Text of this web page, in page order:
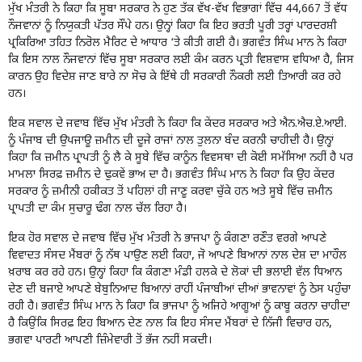
ਮੁੱਖ ਮੰਤਰੀ ਨੇ ਕਿਹਾ ਕਿ ਸੂਬਾ ਸਰਕਾਰ ਨੇ ਹੁਣ ਤੱਕ ਵੱਖ-ਵੱਖ ਵਿਭਾਗਾਂ ਵਿੱਚ 44,667 ਤੋਂ ਵੱਧ
ਨੌਜਵਾਨਾਂ ਨੂੰ ਨਿਯੁਕਤੀ ਪੱਤਰ ਸੌਂਪੇ ਹਨ। ਉਨ੍ਹਾਂ ਕਿਹਾ ਕਿ ਇਹ ਭਰਤੀ ਪੂਰੀ ਤਰ੍ਹਾਂ ਪਾਰਦਰਸ਼ੀ
ਪ੍ਰਕਿਰਿਆ ਤਹਿਤ ਨਿਰੋਲ ਮੈਰਿਟ ਦੇ ਆਧਾਰ ‘ਤੇ ਕੀਤੀ ਗਈ ਹੈ। ਭਗਵੰਤ ਸਿੰਘ ਮਾਨ ਨੇ ਕਿਹਾ
ਕਿ ਇਸ ਨਾਲ ਨੌਜਵਾਨਾਂ ਵਿੱਚ ਸੂਬਾ ਸਰਕਾਰ ਲਈ ਕੰਮ ਕਰਨ ਪ੍ਰਤੀ ਵਿਸ਼ਵਾਸ ਵਧਿਆ ਹੈ, ਜਿਸ
ਕਾਰਨ ਉਹ ਵਿਦੇਸ਼ ਜਾਣ ਬਾਰੇ ਨਾ ਸੋਚ ਕੇ ਇੱਥੇ ਹੀ ਸਰਕਾਰੀ ਨੌਕਰੀ ਲਈ ਤਿਆਰੀ ਕਰ ਰਹੇ
ਹਨ।
ਇਕ ਸਵਾਲ ਦੇ ਜਵਾਬ ਵਿੱਚ ਮੁੱਖ ਮੰਤਰੀ ਨੇ ਕਿਹਾ ਕਿ ਕੇਂਦਰ ਸਰਕਾਰ ਅਤੇ ਐਨ.ਐਚ.ਏ.ਆਈ.
ਨੂੰ ਪੰਜਾਬ ਦੀ ਉਪਜਾਊ ਜ਼ਮੀਨ ਦੀ ਦੂਜੇ ਰਾਜਾਂ ਨਾਲ ਤੁਲਨਾ ਬੰਦ ਕਰਨੀ ਚਾਹੀਦੀ ਹੈ। ਉਨ੍ਹਾਂ
ਕਿਹਾ ਕਿ ਜ਼ਮੀਨ ਪ੍ਰਾਪਤੀ ਨੂੰ ਲੈ ਕੇ ਸੂਬੇ ਵਿੱਚ ਕਾਨੂੰਨ ਵਿਵਸਥਾ ਦੀ ਕੋਈ ਸਮੱਸਿਆ ਨਹੀਂ ਹੈ ਪਰ
ਮਾਮਲਾ ਸਿਰਫ਼ ਜ਼ਮੀਨ ਦੇ ਢੁਕਵੇਂ ਭਾਅ ਦਾ ਹੈ। ਭਗਵੰਤ ਸਿੰਘ ਮਾਨ ਨੇ ਕਿਹਾ ਕਿ ਉਹ ਕੇਂਦਰ
ਸਰਕਾਰ ਨੂੰ ਜ਼ਮੀਨੀ ਹਕੀਕਤ ਤੋਂ ਪਹਿਲਾਂ ਹੀ ਜਾਣੂ ਕਰਵਾ ਚੁੱਕੇ ਹਨ ਅਤੇ ਸੂਬੇ ਵਿੱਚ ਜ਼ਮੀਨ
ਪ੍ਰਾਪਤੀ ਦਾ ਕੰਮ ਸੁਚਾਰੂ ਢੰਗ ਨਾਲ ਚੱਲ ਰਿਹਾ ਹੈ।
ਇਕ ਹੋਰ ਸਵਾਲ ਦੇ ਜਵਾਬ ਵਿੱਚ ਮੁੱਖ ਮੰਤਰੀ ਨੇ ਭਾਜਪਾ ਨੂੰ ਕੰਗਣਾ ਰਣੌਤ ਵਰਗੇ ਆਪਣੇ
ਵਿਵਾਦਤ ਸੰਸਦ ਮੈਂਬਰਾਂ ਨੂੰ ਨੱਥ ਪਾਉਣ ਲਈ ਕਿਹਾ, ਜੋ ਆਪਣੇ ਬਿਆਨਾਂ ਨਾਲ ਦੇਸ਼ ਦਾ ਮਾਹੌਲ
ਖ਼ਰਾਬ ਕਰ ਰਹੇ ਹਨ। ਉਨ੍ਹਾਂ ਕਿਹਾ ਕਿ ਕੰਗਣਾ ਮੰਡੀ ਹਲਕੇ ਦੇ ਲੋਕਾਂ ਦੀ ਭਲਾਈ ਵੱਲ ਧਿਆਨ
ਦੇਣ ਦੀ ਬਜਾਏ ਆਪਣੇ ਬੇਬੁਨਿਆਦ ਬਿਆਨਾਂ ਰਾਹੀਂ ਪੰਜਾਬੀਆਂ ਦੀਆਂ ਭਾਵਨਾਵਾਂ ਨੂੰ ਠੇਸ ਪਹੁੰਚਾ
ਰਹੀ ਹੈ। ਭਗਵੰਤ ਸਿੰਘ ਮਾਨ ਨੇ ਕਿਹਾ ਕਿ ਭਾਜਪਾ ਨੂੰ ਅਜਿਹੇ ਆਗੂਆਂ ਨੂੰ ਕਾਬੂ ਕਰਨਾ ਚਾਹੀਦਾ
ਹੈ ਕਿਉਂਕਿ ਸਿਰਫ਼ ਇਹ ਬਿਆਨ ਦੇਣ ਨਾਲ ਕਿ ਇਹ ਸੰਸਦ ਮੈਂਬਰਾਂ ਦੇ ਨਿੱਜੀ ਵਿਚਾਰ ਹਨ,
ਭਗਵਾ ਪਾਰਟੀ ਆਪਣੀ ਜ਼ਿੰਮੇਵਾਰੀ ਤੋਂ ਭੱਜ ਨਹੀਂ ਸਕਦੀ।